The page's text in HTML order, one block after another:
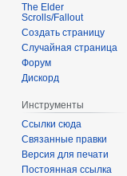
The Elder
Scrolls/Fallout
Создать страницу
Случайная страница
Форум
Дискорд
Инструменты
Ссылки сюда
Связанные правки
Версия для печати
Постоянная ссылка